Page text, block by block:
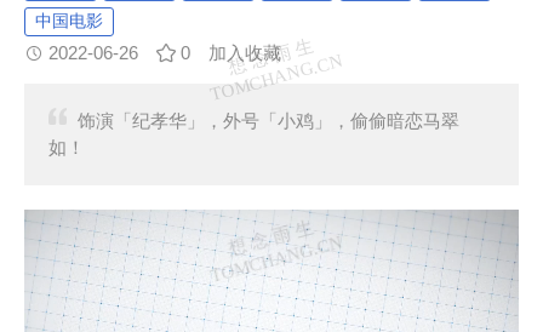
中国电影
2022-06-26 0 加入收藏
饰演「纪孝华」，外号「小鸡」，偷偷暗恋马翠
如！